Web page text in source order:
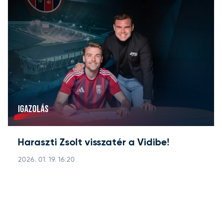
IGAZOLÁS
Haraszti Zsolt visszatér a Vidibe!
2026. 01. 19. 16:20